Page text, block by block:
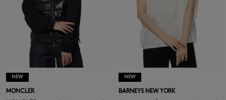
NEW
MONCLER
NEW
BARNEYS NEW YORK